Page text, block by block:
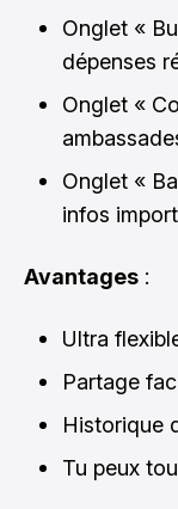
Onglet «
dépenses
Onglet «
Onglet «
infos
Avantages :
Ultra
Partage
Historique
Tu peux